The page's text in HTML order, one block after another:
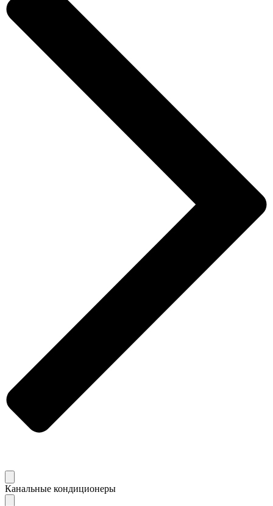
Канальные кондиционеры